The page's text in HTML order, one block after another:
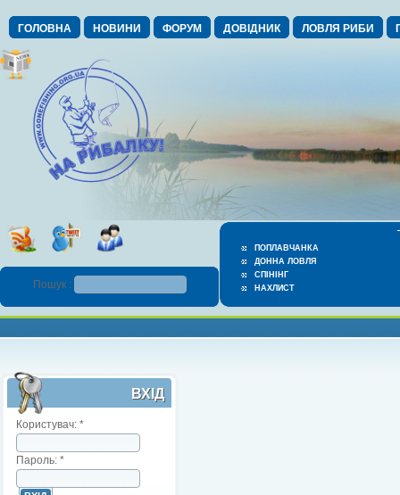
ГОЛОВНА НОВИНИ ФОРУМ ДОВІДНИК ЛОВЛЯ РИБИ
ПОПЛАВЧАНКА
ДОННА ЛОВЛЯ
СПІНІНГ
НАХЛИСТ
Пошук :
ВХІД
Користувач: *
Пароль: *